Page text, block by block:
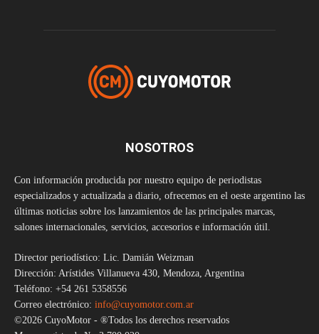
NOSOTROS
Con información producida por nuestro equipo de periodistas
especializados y actualizada a diario, ofrecemos en el oeste argentino las
últimas noticias sobre los lanzamientos de las principales marcas,
salones internacionales, servicios, accesorios e información útil.
Director periodístico: Lic. Damián Weizman
Dirección: Arístides Villanueva 430, Mendoza, Argentina
Teléfono: +54 261 5358556
Correo electrónico: info@cuyomotor.com.ar
©2026 CuyoMotor - ®Todos los derechos reservados